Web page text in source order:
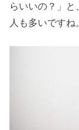
らいいの？」
人も多いですね